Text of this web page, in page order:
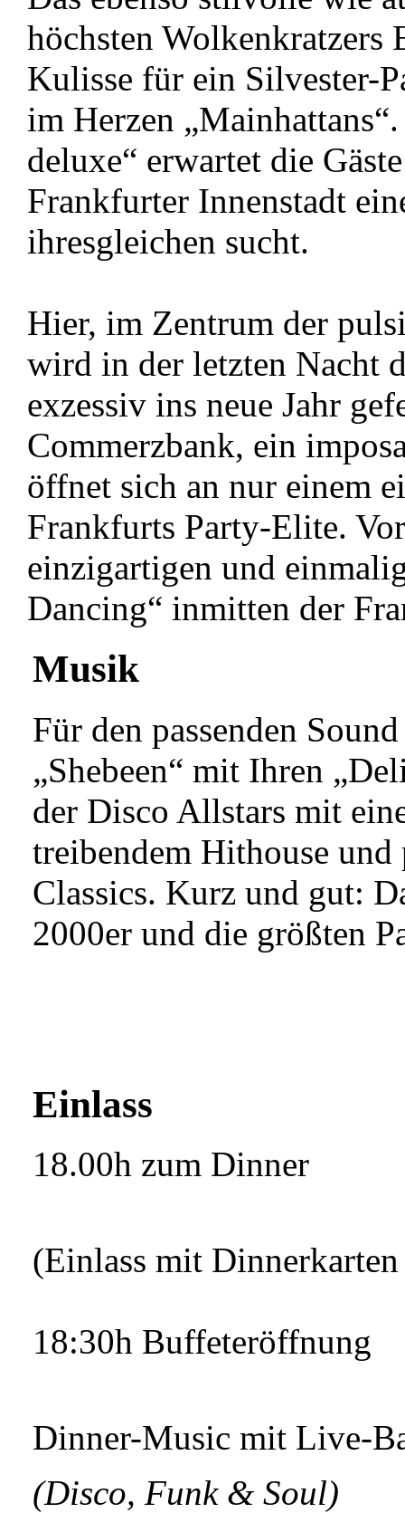
höchsten Wolkenkratzers
Kulisse für ein Silvester-
im Herzen
deluxe“ erwartet die
Frankfurter Innenstadt
ihresgleichen sucht.
Hier, im Zentrum der
wird in der letzten Nacht
exzessiv ins neue Jahr
Commerzbank, ein
öffnet sich an nur einem
Frankfurts Party-Elite.
einzigartigen und
Dancing“ inmitten der
Musik
Für den passenden
„Shebeen“ mit Ihren
der Disco Allstars mit
treibendem Hithouse
Classics. Kurz und gut:
2000er und die größten
Einlass
18.00h zum Dinner
(Einlass mit
18:30h Buffeteröffnung
Dinner-Music mit Live-
(Disco, Funk & Soul)